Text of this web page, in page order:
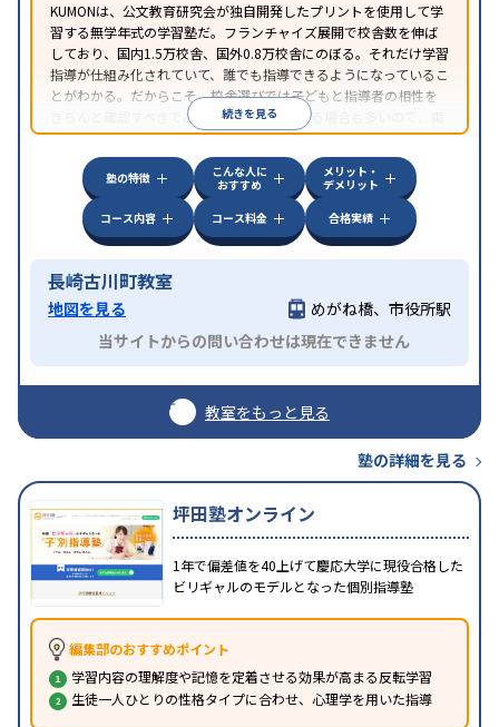
KUMONは、公文教育研究会が独自開発したプリントを使用して学
習する無学年式の学習塾だ。フランチャイズ展開で校舎数を伸ば
しており、国内1.5万校舎、国外0.8万校舎にのぼる。それだけ学習
指導が仕組み化されていて、誰でも指導できるようになっているこ
とがわかる。だからこそ、校舎選びでは子どもと指導者の相性を
きちんと確認すべきである。近所に2校舎ある場合も多いので、両
方見学してみることをオススメする。
続きを見る
塾の特徴
こんな人に
おすすめ
メリット・
デメリット
コース内容
コース料金 合格実績
長崎古川町教室
地図を見る
めがね橋、市役所駅
当サイトからの問い合わせは現在できません
教室をもっと見る
塾の詳細を見る
坪田塾オンライン
1年で偏差値を40上げて慶応大学に現役合格した
ビリギャルのモデルとなった個別指導塾
編集部のおすすめポイント
学習内容の理解度や記憶を定着させる効果が高まる反転学習
生徒一人ひとりの性格タイプに合わせ、心理学を用いた指導